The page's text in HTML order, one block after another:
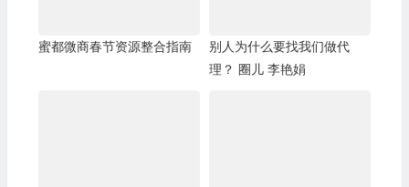
蜜都微商春节资源整合指南
别人为什么要找我们做代
理？ 圈儿 李艳娟